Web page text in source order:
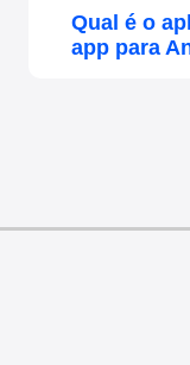
Qual é o
app para